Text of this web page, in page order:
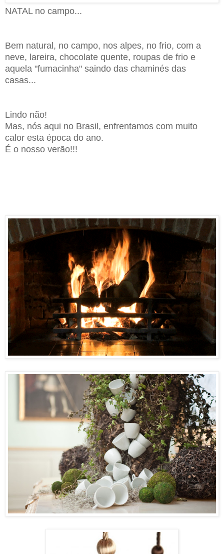
NATAL no campo...
Bem natural, no campo, nos alpes, no frio, com a
neve, lareira, chocolate quente, roupas de frio e
aquela "fumacinha" saindo das chaminés das
casas...
Lindo não!
Mas, nós aqui no Brasil, enfrentamos com muito
calor esta época do ano.
É o nosso verão!!!